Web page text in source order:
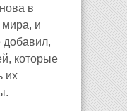
в
мира, и
которые
их